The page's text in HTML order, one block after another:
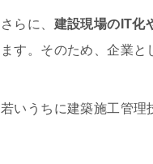
さらに、 建設現場のIT化
ます。そのため、企業と
若いうちに建築施工管理